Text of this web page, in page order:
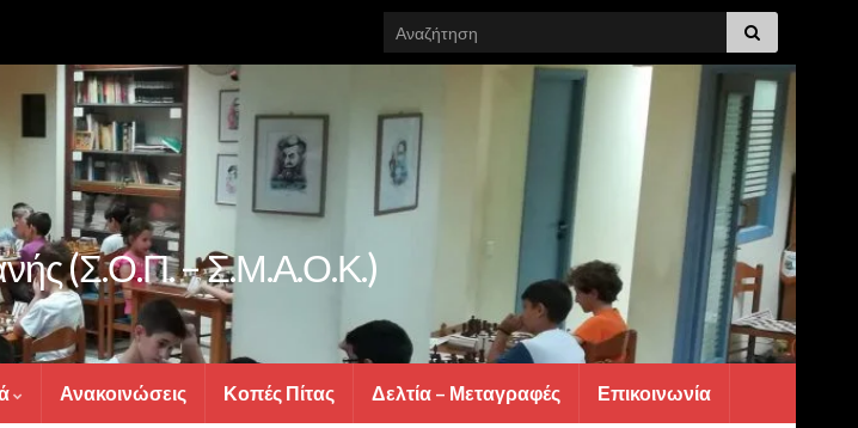
Search for:
(Σ.Ο.Π. – Σ.Μ.Α.Ο.Κ.)
Ανακοινώσεις Κοπές Πίτας Δελτία – Μεταγραφές Επικοινωνία